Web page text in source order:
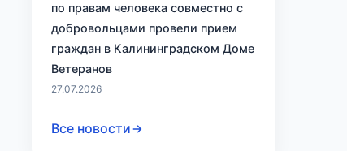
по правам человека совместно с
добровольцами провели прием
граждан в Калининградском Доме
Ветеранов
27.07.2026
Все новости